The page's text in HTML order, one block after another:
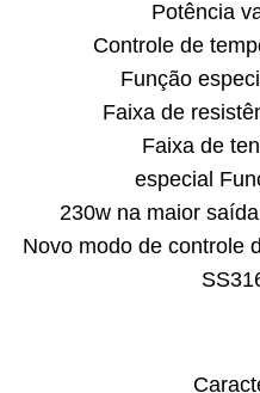
Potência
Controle de
Função
Faixa de
Faixa de
especial
230w na maior
Novo modo de controle